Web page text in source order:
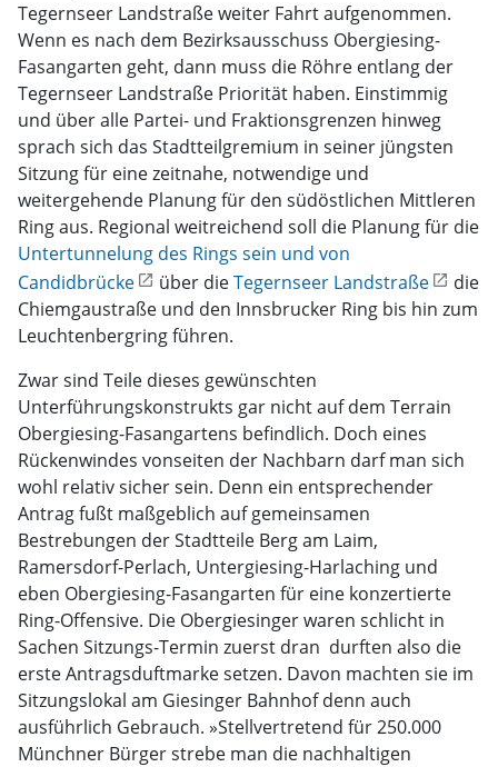
Tegernseer Landstraße weiter Fahrt aufgenommen.
Wenn es nach dem Bezirksausschuss Obergiesing-
Fasangarten geht, dann muss die Röhre entlang der
Tegernseer Landstraße Priorität haben. Einstimmig
und über alle Partei- und Fraktionsgrenzen hinweg
sprach sich das Stadtteilgremium in seiner jüngsten
Sitzung für eine zeitnahe, notwendige und
weitergehende Planung für den südöstlichen Mittleren
Ring aus. Regional weitreichend soll die Planung für die
Untertunnelung des Rings sein und von
Candidbrücke
über dieTegernseer Landstraße
die
Chiemgaustraße und den Innsbrucker Ring bis hin zum
Leuchtenbergring führen.
Zwar sind Teile dieses gewünschten
Unterführungskonstrukts gar nicht auf dem Terrain
Obergiesing-Fasangartens befindlich. Doch eines
Rückenwindes vonseiten der Nachbarn darf man sich
wohl relativ sicher sein. Denn ein entsprechender
Antrag fußt maßgeblich auf gemeinsamen
Bestrebungen der Stadtteile Berg am Laim,
Ramersdorf-Perlach, Untergiesing-Harlaching und
eben Obergiesing-Fasangarten für eine konzertierte
Ring-Offensive. Die Obergiesinger waren schlicht in
Sachen Sitzungs-Termin zuerst dran  durften also die
erste Antragsduftmarke setzen. Davon machten sie im
Sitzungslokal am Giesinger Bahnhof denn auch
ausführlich Gebrauch. »Stellvertretend für 250.000
Münchner Bürger strebe man die nachhaltigen